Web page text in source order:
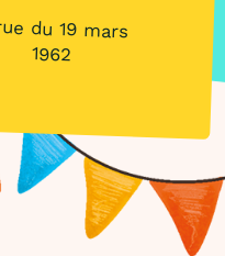
du 19 mars
1962